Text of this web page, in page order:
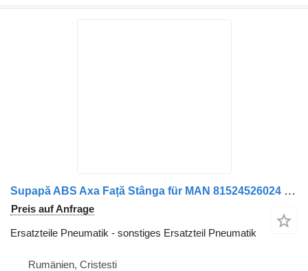
Supapă ABS Axa Față Stânga für MAN 81524526024 LKW
Preis auf Anfrage
Ersatzteile Pneumatik - sonstiges Ersatzteil Pneumatik
Rumänien, Cristesti